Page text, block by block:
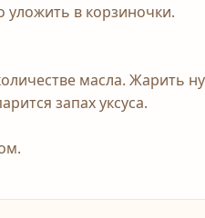
уложить в корзиночки.
масла. Жарить
запах уксуса.